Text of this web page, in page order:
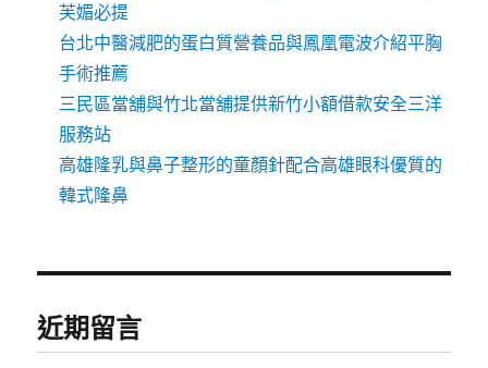
芙媚必提
台北中醫減肥的蛋白質營養品與鳳凰電波介紹平胸
手術推薦
三民區當舖與竹北當舖提供新竹小額借款安全三洋
服務站
高雄隆乳與鼻子整形的童顏針配合高雄眼科優質的
韓式隆鼻
近期留言